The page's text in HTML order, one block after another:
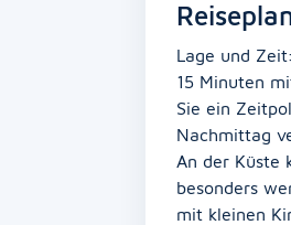
Lage und
15 Minuten
Sie ein
Nachmittag
An der Küste
besonders
mit kleinen